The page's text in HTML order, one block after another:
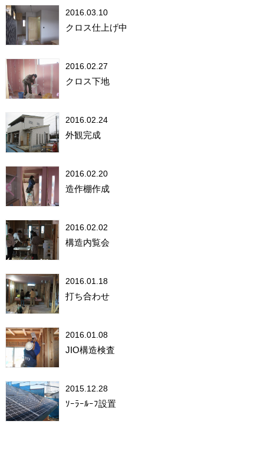
2016.03.10
クロス仕上げ中
2016.02.27
クロス下地
2016.02.24
外観完成
2016.02.20
造作棚作成
2016.02.02
構造内覧会
2016.01.18
打ち合わせ
2016.01.08
JIO構造検査
2015.12.28
ｿｰﾗｰﾙｰﾌ設置